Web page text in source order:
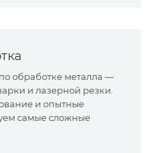
обработке металла —
и лазерной резки.
и опытные
самые сложные